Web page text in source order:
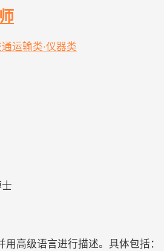
运输类·仪器类
高级语言进行描述。具体包括：